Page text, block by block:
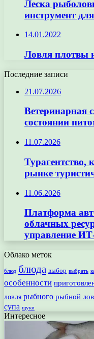
Леска
инструмент
14.01.2022
Ловля плотвы
Последние записи
21.07.2026
Ветеринарная
состоянии
11.07.2026
Турагентство,
рынке
11.06.2026
Платформа
облачных
управление
Облако меток
блюд блюда выбор выбрать
особенности
ловля рыбного рыбной
супа щуки
Интересное